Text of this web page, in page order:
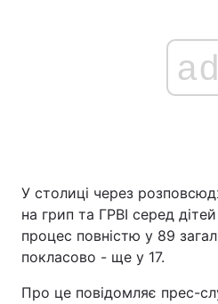
ad
У столиці через
на грип та ГРВІ серед
процес повністю у 89
покласово - ще у 17.
Про це повідомляє прес-